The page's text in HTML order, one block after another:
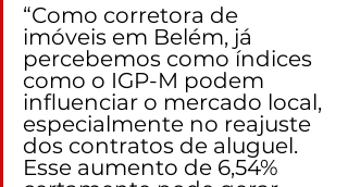
“Como corretora de
imóveis em Belém, já
percebemos como índices
como o IGP-M podem
influenciar o mercado local,
especialmente no reajuste
dos contratos de aluguel.
Esse aumento de 6,54%